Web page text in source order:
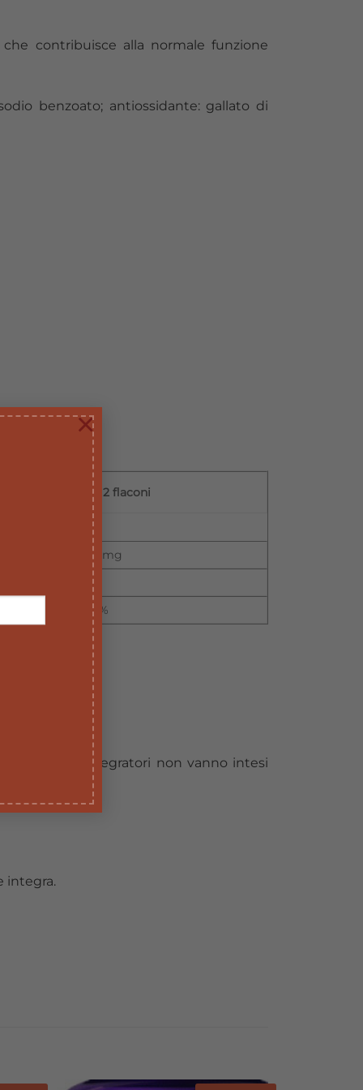
×
contribuisce alla normale funzione
benzoato; antiossidante: gallato di
per 2 flaconi
120 mg
214%
Gli integratori non vanno intesi
integra.